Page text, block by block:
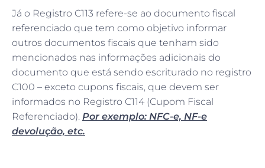
Já o Registro C113 refere-se ao documento fiscal
referenciado que tem como objetivo informar
outros documentos fiscais que tenham sido
mencionados nas informações adicionais do
documento que está sendo escriturado no registro
C100 – exceto cupons fiscais, que devem ser
informados no Registro C114 (Cupom Fiscal
Referenciado). Por exemplo: NFC-e, NF-e
devolução, etc.